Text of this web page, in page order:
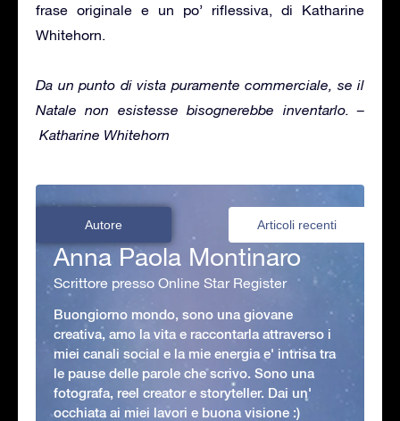
frase originale e un po’ riflessiva, di Katharine
Whitehorn.
Da un punto di vista puramente commerciale, se il
Natale non esistesse bisognerebbe inventarlo. –
Katharine Whitehorn
Autore Articoli recenti
Anna Paola Montinaro
Scrittore presso Online Star Register
Buongiorno mondo, sono una giovane
creativa, amo la vita e raccontarla attraverso i
miei canali social e la mie energia e' intrisa tra
le pause delle parole che scrivo. Sono una
fotografa, reel creator e storyteller. Dai un'
occhiata ai miei lavori e buona visione :)